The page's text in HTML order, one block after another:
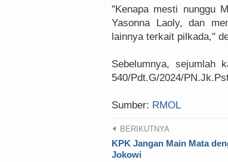
"Kenapa mesti nunggu
Yasonna Laoly, dan
lainnya terkait pilkada,"
Sebelumnya, sejumlah
540/Pdt.G/2024/
Sumber: RMOL
BERIKUTNYA
KPK Jangan Main Mata
Jokowi